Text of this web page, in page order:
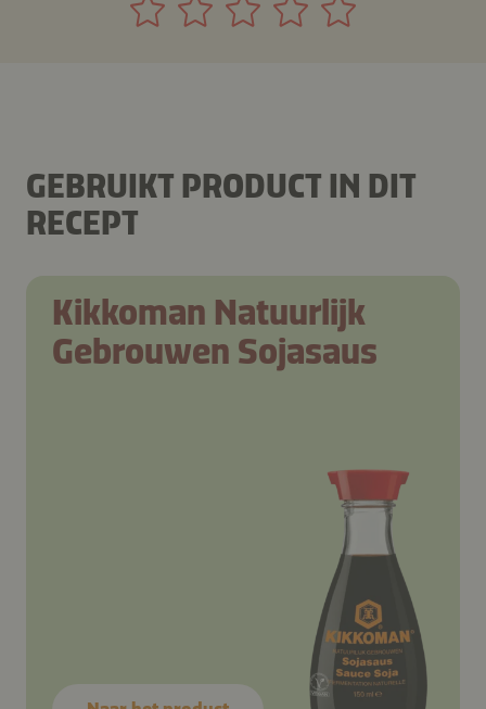
GEBRUIKT PRODUCT IN DIT
RECEPT
Kikkoman Natuurlijk
Gebrouwen Sojasaus